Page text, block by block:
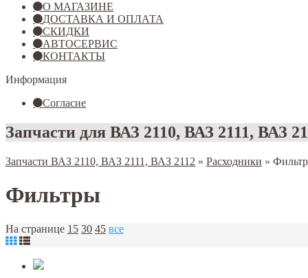
О МАГАЗИНЕ
ДОСТАВКА И ОПЛАТА
СКИДКИ
АВТОСЕРВИС
КОНТАКТЫ
Информация
Согласие
Запчасти для ВАЗ 2110, ВАЗ 2111, ВАЗ
Запчасти ВАЗ 2110, ВАЗ 2111, ВАЗ 2112 » Расходники »
Фильтры
На странице 15 30 45 все